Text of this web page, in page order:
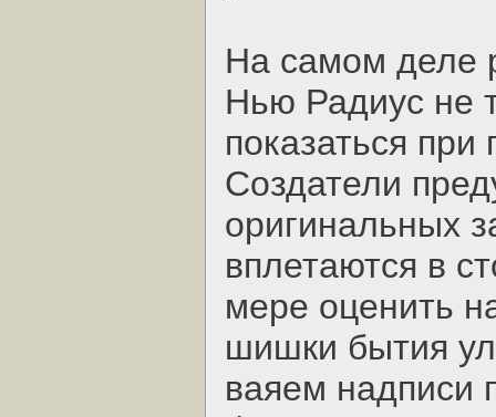
На самом деле
Нью Радиус не
показаться
Создатели
оригинальных
вплетаются в
мере оценить
шишки бытия
ваяем надписи